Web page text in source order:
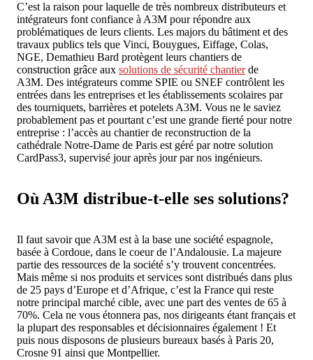
C’est la raison pour laquelle de très nombreux distributeurs et
intégrateurs font confiance à A3M pour répondre aux
problématiques de leurs clients. Les majors du bâtiment et des
travaux publics tels que Vinci, Bouygues, Eiffage, Colas,
NGE, Demathieu Bard protègent leurs chantiers de
construction grâce aux solutions de sécurité chantierde
A3M. Des intégrateurs comme SPIE ou SNEF contrôlent les
entrées dans les entreprises et les établissements scolaires par
des tourniquets, barrières et potelets A3M. Vous ne le saviez
probablement pas et pourtant c’est une grande fierté pour notre
entreprise : l’accès au chantier de reconstruction de la
cathédrale Notre-Dame de Paris est géré par notre solution
CardPass3, supervisé jour après jour par nos ingénieurs.
Où A3M distribue-t-elle ses solutions?
Il faut savoir que A3M est à la base une société espagnole,
basée à Cordoue, dans le coeur de l’Andalousie. La majeure
partie des ressources de la société s’y trouvent concentrées.
Mais même si nos produits et services sont distribués dans plus
de 25 pays d’Europe et d’Afrique, c’est la France qui reste
notre principal marché cible, avec une part des ventes de 65 à
70%. Cela ne vous étonnera pas, nos dirigeants étant français et
la plupart des responsables et décisionnaires également ! Et
puis nous disposons de plusieurs bureaux basés à Paris 20,
Crosne 91 ainsi que Montpellier.